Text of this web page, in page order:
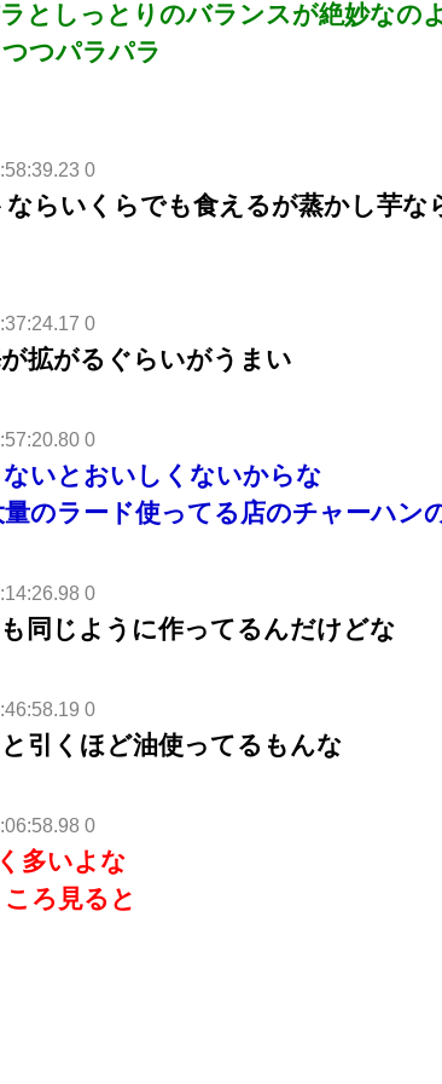
としっとりのバランスが絶妙なのよ
つパラパラ
0
らいくらでも食えるが蒸かし芋
0
拡がるぐらいがうまい
0
いとおいしくないからな
のラード使ってる店のチャーハン
0
同じように作ってるんだけどな
0
引くほど油使ってるもんな
0
多いよな
ろ見ると